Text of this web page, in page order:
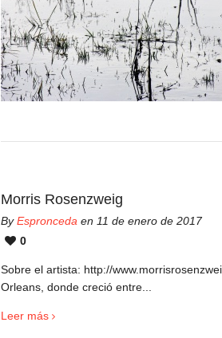
Morris Rosenzweig
ByEspronceda en 11 de enero de 2017
0
Sobre el artista: http://
Orleans, donde creció entre...
Leer más